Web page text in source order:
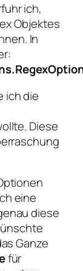
ich,
Objektes
In
ich die
Diese
eine
diese
Ganze
für